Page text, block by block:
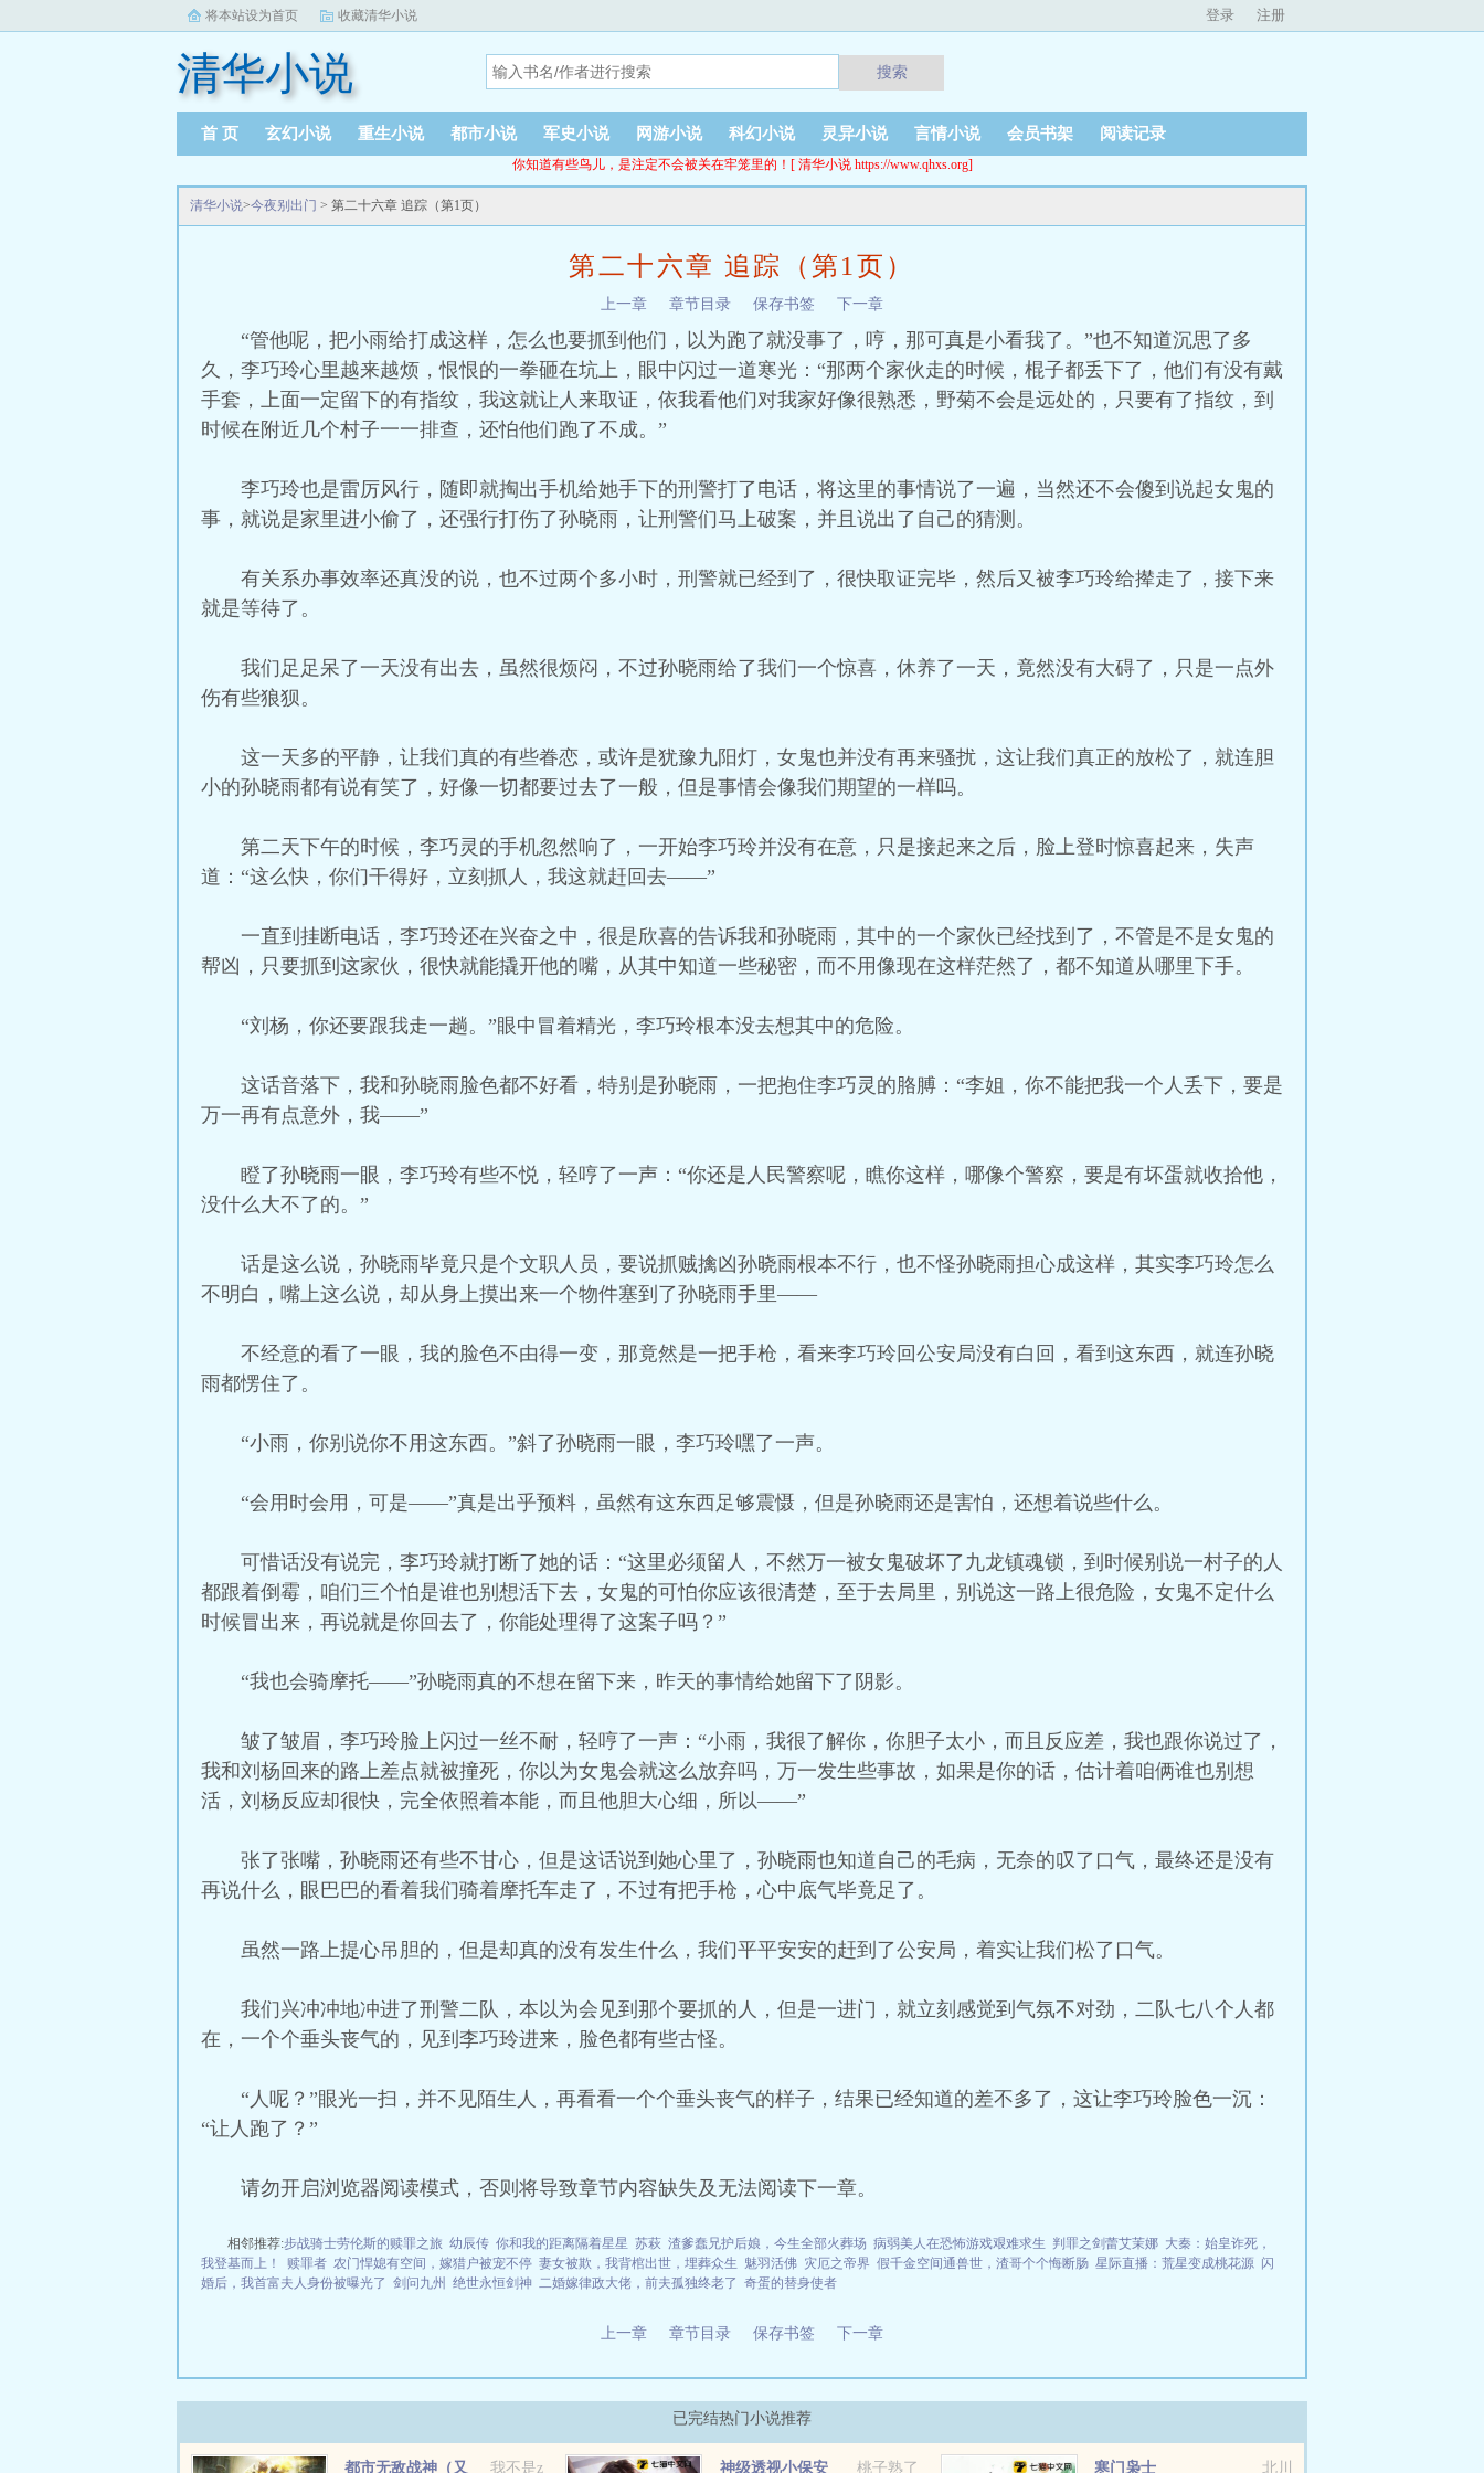
将本站设为首页 收藏清华小说 登录 注册
清华小说 搜索
首 页 玄幻小说 重生小说 都市小说 军史小说 网游小说 科幻小说 灵异小说 言情小说 会员书架 阅读记录
你知道有些鸟儿，是注定不会被关在牢笼里的！[ 清华小说 https://www.qhxs.org]
清华小说>今夜别出门 > 第二十六章 追踪（第1页）
第二十六章 追踪（第1页）
上一章 章节目录 保存书签 下一章
“管他呢，把小雨给打成这样，怎么也要抓到他们，以为跑了就没事了，哼，那可真是小看我了。”也不知道沉思了多
久，李巧玲心里越来越烦，恨恨的一拳砸在坑上，眼中闪过一道寒光：“那两个家伙走的时候，棍子都丢下了，他们有没有戴
手套，上面一定留下的有指纹，我这就让人来取证，依我看他们对我家好像很熟悉，野菊不会是远处的，只要有了指纹，到
时候在附近几个村子一一排查，还怕他们跑了不成。”
李巧玲也是雷厉风行，随即就掏出手机给她手下的刑警打了电话，将这里的事情说了一遍，当然还不会傻到说起女鬼的
事，就说是家里进小偷了，还强行打伤了孙晓雨，让刑警们马上破案，并且说出了自己的猜测。
有关系办事效率还真没的说，也不过两个多小时，刑警就已经到了，很快取证完毕，然后又被李巧玲给撵走了，接下来
就是等待了。
我们足足呆了一天没有出去，虽然很烦闷，不过孙晓雨给了我们一个惊喜，休养了一天，竟然没有大碍了，只是一点外
伤有些狼狈。
这一天多的平静，让我们真的有些眷恋，或许是犹豫九阳灯，女鬼也并没有再来骚扰，这让我们真正的放松了，就连胆
小的孙晓雨都有说有笑了，好像一切都要过去了一般，但是事情会像我们期望的一样吗。
第二天下午的时候，李巧灵的手机忽然响了，一开始李巧玲并没有在意，只是接起来之后，脸上登时惊喜起来，失声
道：“这么快，你们干得好，立刻抓人，我这就赶回去——”
一直到挂断电话，李巧玲还在兴奋之中，很是欣喜的告诉我和孙晓雨，其中的一个家伙已经找到了，不管是不是女鬼的
帮凶，只要抓到这家伙，很快就能撬开他的嘴，从其中知道一些秘密，而不用像现在这样茫然了，都不知道从哪里下手。
“刘杨，你还要跟我走一趟。”眼中冒着精光，李巧玲根本没去想其中的危险。
这话音落下，我和孙晓雨脸色都不好看，特别是孙晓雨，一把抱住李巧灵的胳膊：“李姐，你不能把我一个人丢下，要是
万一再有点意外，我——”
瞪了孙晓雨一眼，李巧玲有些不悦，轻哼了一声：“你还是人民警察呢，瞧你这样，哪像个警察，要是有坏蛋就收拾他，
没什么大不了的。”
话是这么说，孙晓雨毕竟只是个文职人员，要说抓贼擒凶孙晓雨根本不行，也不怪孙晓雨担心成这样，其实李巧玲怎么
不明白，嘴上这么说，却从身上摸出来一个物件塞到了孙晓雨手里——
不经意的看了一眼，我的脸色不由得一变，那竟然是一把手枪，看来李巧玲回公安局没有白回，看到这东西，就连孙晓
雨都愣住了。
“小雨，你别说你不用这东西。”斜了孙晓雨一眼，李巧玲嘿了一声。
“会用时会用，可是——”真是出乎预料，虽然有这东西足够震慑，但是孙晓雨还是害怕，还想着说些什么。
可惜话没有说完，李巧玲就打断了她的话：“这里必须留人，不然万一被女鬼破坏了九龙镇魂锁，到时候别说一村子的人
都跟着倒霉，咱们三个怕是谁也别想活下去，女鬼的可怕你应该很清楚，至于去局里，别说这一路上很危险，女鬼不定什么
时候冒出来，再说就是你回去了，你能处理得了这案子吗？”
“我也会骑摩托——”孙晓雨真的不想在留下来，昨天的事情给她留下了阴影。
皱了皱眉，李巧玲脸上闪过一丝不耐，轻哼了一声：“小雨，我很了解你，你胆子太小，而且反应差，我也跟你说过了，
我和刘杨回来的路上差点就被撞死，你以为女鬼会就这么放弃吗，万一发生些事故，如果是你的话，估计着咱俩谁也别想
活，刘杨反应却很快，完全依照着本能，而且他胆大心细，所以——”
张了张嘴，孙晓雨还有些不甘心，但是这话说到她心里了，孙晓雨也知道自己的毛病，无奈的叹了口气，最终还是没有
再说什么，眼巴巴的看着我们骑着摩托车走了，不过有把手枪，心中底气毕竟足了。
虽然一路上提心吊胆的，但是却真的没有发生什么，我们平平安安的赶到了公安局，着实让我们松了口气。
我们兴冲冲地冲进了刑警二队，本以为会见到那个要抓的人，但是一进门，就立刻感觉到气氛不对劲，二队七八个人都
在，一个个垂头丧气的，见到李巧玲进来，脸色都有些古怪。
“人呢？”眼光一扫，并不见陌生人，再看看一个个垂头丧气的样子，结果已经知道的差不多了，这让李巧玲脸色一沉：
“让人跑了？”
请勿开启浏览器阅读模式，否则将导致章节内容缺失及无法阅读下一章。
相邻推荐:步战骑士劳伦斯的赎罪之旅 幼辰传 你和我的距离隔着星星 苏萩 渣爹蠢兄护后娘，今生全部火葬场 病弱美人在恐怖游戏艰难求生 判罪之剑蕾艾茉娜 大秦：始皇诈死，
我登基而上！
赎罪者 农门悍媳有空间，嫁猎户被宠不停 妻女被欺，我背棺出世，埋葬众生 魅羽活佛 灾厄之帝界 假千金空间通兽世，渣哥个个悔断肠 星际直播：荒星变成桃花源 闪
婚后，我首富夫人身份被曝光了 剑问九州 绝世永恒剑神 二婚嫁律政大佬，前夫孤独终老了 奇蛋的替身使者
上一章 章节目录 保存书签 下一章
已完结热门小说推荐
我不是z
都市无敌战神（又 桃子熟了
神级透视小保安 北川
寒门枭士